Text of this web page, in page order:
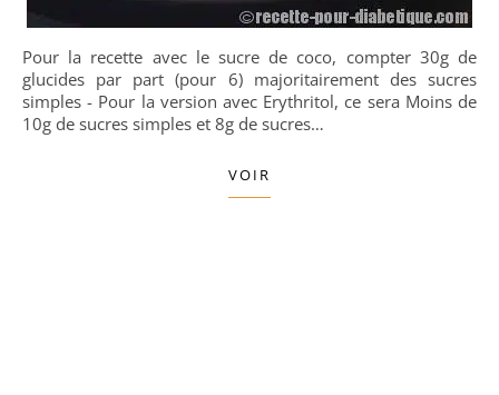
Pour la recette avec le sucre de coco, compter 30g de
glucides par part (pour 6) majoritairement des sucres
simples - Pour la version avec Erythritol, ce sera Moins de
10g de sucres simples et 8g de sucres…
VOIR